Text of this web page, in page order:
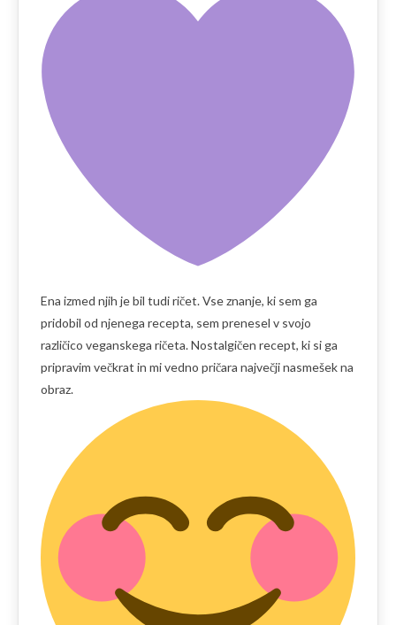
Ena izmed njih je bil tudi ričet. Vse znanje, ki sem ga
pridobil od njenega recepta, sem prenesel v svojo
različico veganskega ričeta. Nostalgičen recept, ki si ga
pripravim večkrat in mi vedno pričara največji nasmešek na
obraz.